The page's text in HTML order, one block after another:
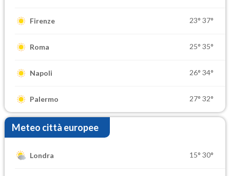
Firenze 23° 37°
Roma 25° 35°
Napoli 26° 34°
Palermo 27° 32°
Meteo città europee
Londra 15° 30°